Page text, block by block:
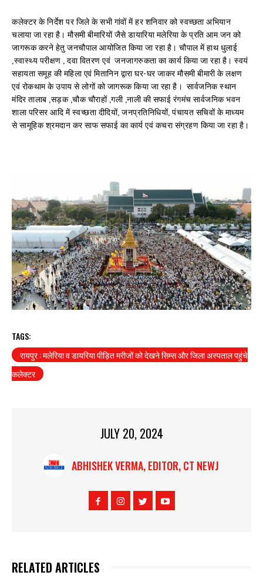
कलेक्टर के निर्देश पर जिले के सभी गांवों में हर शनिवार को स्वच्छता अभियान
चलाया जा रहा है। मौसमी बीमारियों जैसे डायारिया मलेरिया के प्रति आम जन को
जागरूक करने हेतु जनचौपाल आयोजित किया जा रहा है। चौपाल में हाथ धुलाई
,स्वास्थ्य परीक्षण , दवा वितरण एवं जनजागरुकता का कार्य किया जा रहा है। स्वयं
सहायता समूह की महिला एवं मितानिन द्वारा घर-घर जाकर मौसमी बीमारी के लक्षण
एवं रोकथाम के उपाय से लोगों को जागरूक किया जा रहा है। सार्वजनिक स्थान
मंदिर तालाब ,सड़क ,चौक चौराहों ,गली ,नाली की सफाई रंगमंच सार्वजनिक भवन
शाला परिसर आदि में स्वच्छता दीदियों, जनप्रतिनिधियों, पंचायत सचिवों के माध्यम
से सामूहिक श्रमदान कर साफ सफाई का कार्य एवं कचरा संग्रहण किया जा रहा है।
TAGS:
रायपुर : मलेरिया व डायरिया पीड़ित मरीजों को देखने सिम्स और जिला अस्पताल पहुंचे
कलेक्टर
JULY 20, 2024
ABHISHEK VERMA, EDITOR, CT NEWJ
RELATED ARTICLES